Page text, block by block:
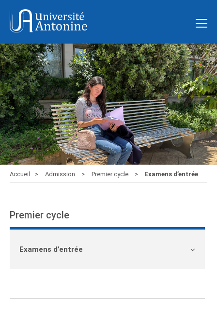
Accueil Admission Premier cycle Examens d’entrée
Premier cycle
Examens d’entrée